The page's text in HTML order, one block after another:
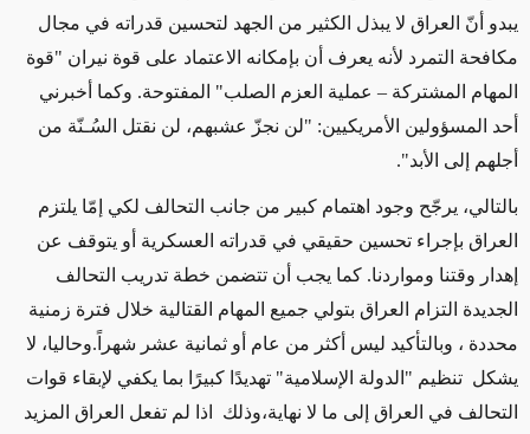
يبدو أنّ العراق لا يبذل الكثير من الجهد لتحسين قدراته في مجال
مكافحة التمرد لأنه يعرف أن بإمكانه الاعتماد على قوة نيران "قوة
المهام المشتركة – عملية العزم الصلب" المفتوحة. وكما أخبرني
أحد المسؤولين الأمريكيين: "لن نجزّ عشبهم، لن نقتل السُـنّة من
أجلهم إلى الأبد".
بالتالي، يرجّح وجود اهتمام كبير من جانب التحالف لكي إمّا يلتزم
العراق بإجراء تحسين حقيقي في قدراته العسكرية أو يتوقف عن
إهدار وقتنا ومواردنا. كما يجب أن تتضمن خطة تدريب التحالف
الجديدة التزام العراق بتولي جميع المهام القتالية خلال فترة زمنية
محددة ، وبالتأكيد ليس أكثر من عام أو ثمانية عشر شهراً.وحاليا، لا
يشكل تنظيم "الدولة الإسلامية" تهديدًا كبيرًا بما يكفي لإبقاء قوات
التحالف في العراق إلى ما لا نهاية،وذلك اذا لم تفعل العراق المزيد